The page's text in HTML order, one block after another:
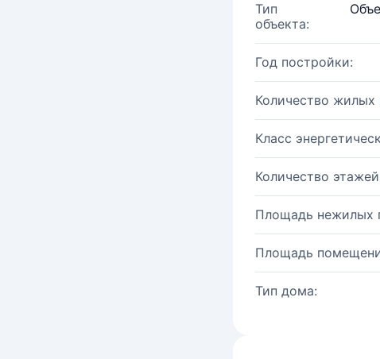
Тип
объекта:
Год постройки:
Количество
Класс
Количество
Площадь нежилых
Площадь
Тип дома: